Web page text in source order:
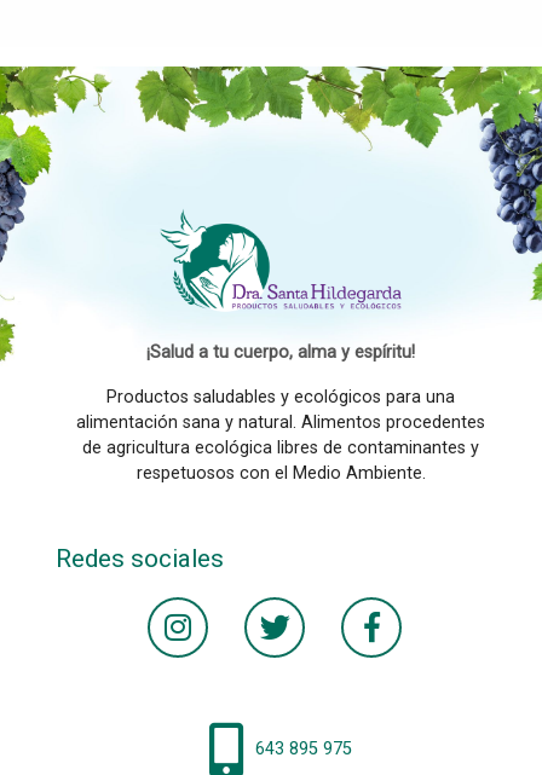
¡Salud a tu cuerpo, alma y espíritu!
Productos saludables y ecológicos para una
alimentación sana y natural. Alimentos procedentes
de agricultura ecológica libres de contaminantes y
respetuosos con el Medio Ambiente.
Redes sociales
643 895 975